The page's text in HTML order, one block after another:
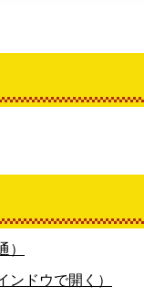
ドウで開く）